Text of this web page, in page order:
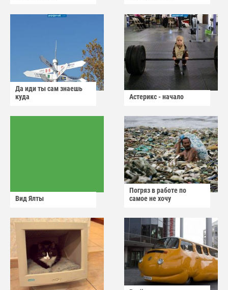
Да иди ты сам знаешь
куда
Астерикс - начало
Вид Ялты
Погряз в работе по
самое не хочу